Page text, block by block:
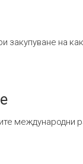
закупуване на